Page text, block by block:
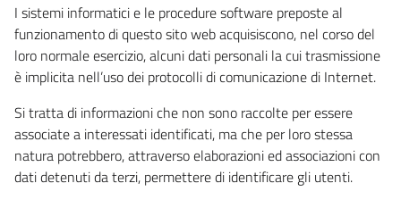
I sistemi informatici e le procedure software preposte al
funzionamento di questo sito web acquisiscono, nel corso del
loro normale esercizio, alcuni dati personali la cui trasmissione
è implicita nell’uso dei protocolli di comunicazione di Internet.
Si tratta di informazioni che non sono raccolte per essere
associate a interessati identificati, ma che per loro stessa
natura potrebbero, attraverso elaborazioni ed associazioni con
dati detenuti da terzi, permettere di identificare gli utenti.